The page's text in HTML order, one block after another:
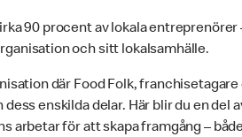
90 procent av lokala entreprenörer
och sitt lokalsamhälle.
där Food Folk,
enskilda delar. Här blir du en del
arbetar för att skapa framgång –